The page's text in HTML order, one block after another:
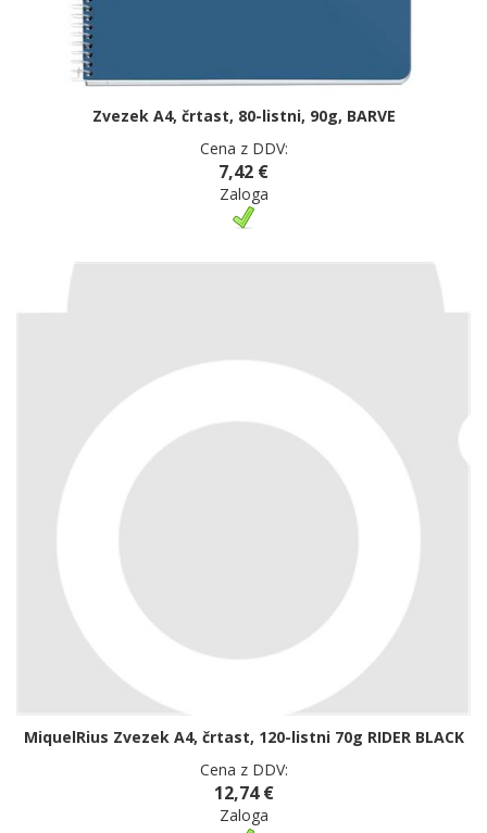
Zvezek A4, črtast, 80-listni, 90g, BARVE
Cena z DDV:
7,42 €
Zaloga
MiquelRius Zvezek A4, črtast, 120-listni 70g RIDER BLACK
Cena z DDV:
12,74 €
Zaloga